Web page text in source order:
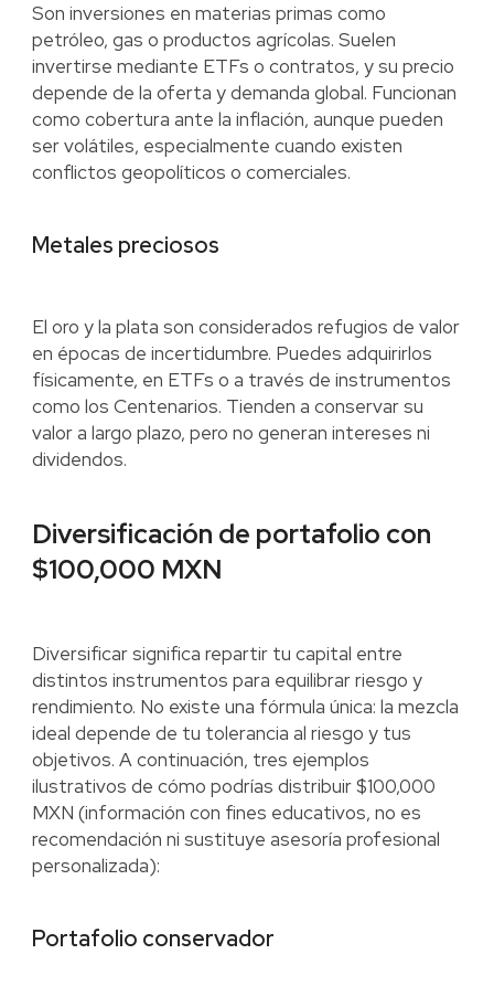
Son inversiones en materias primas como
petróleo, gas o productos agrícolas. Suelen
invertirse mediante ETFs o contratos, y su precio
depende de la oferta y demanda global. Funcionan
como cobertura ante la inflación, aunque pueden
ser volátiles, especialmente cuando existen
conflictos geopolíticos o comerciales.
Metales preciosos
El oro y la plata son considerados refugios de valor
en épocas de incertidumbre. Puedes adquirirlos
físicamente, en ETFs o a través de instrumentos
como los Centenarios. Tienden a conservar su
valor a largo plazo, pero no generan intereses ni
dividendos.
Diversificación de portafolio con
$100,000 MXN
Diversificar significa repartir tu capital entre
distintos instrumentos para equilibrar riesgo y
rendimiento. No existe una fórmula única: la mezcla
ideal depende de tu tolerancia al riesgo y tus
objetivos. A continuación, tres ejemplos
ilustrativos de cómo podrías distribuir $100,000
MXN (información con fines educativos, no es
recomendación ni sustituye asesoría profesional
personalizada):
Portafolio conservador